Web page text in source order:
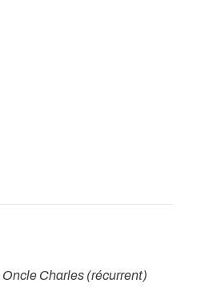
Oncle Charles (récurrent)